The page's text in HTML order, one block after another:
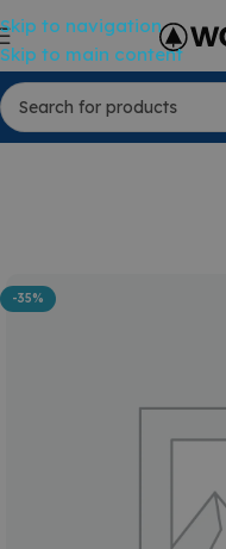
Skip to navigation
Skip to main content
-35%